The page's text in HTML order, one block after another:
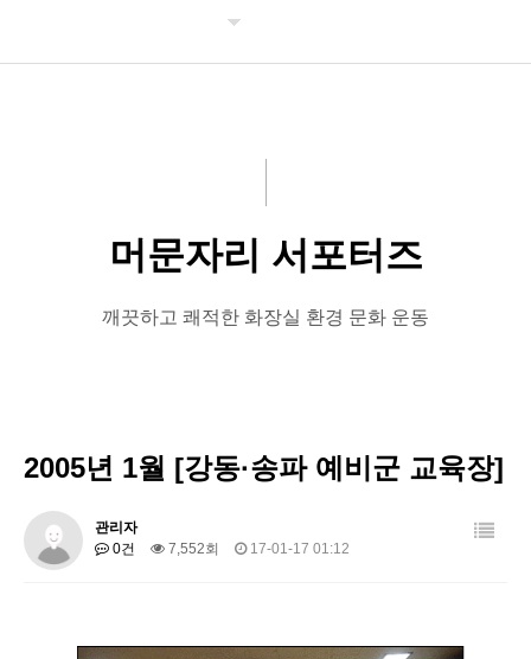
머문자리 서포터즈
깨끗하고 쾌적한 화장실 환경 문화 운동
2005년 1월 [강동·송파 예비군 교육장]
관리자
0건
7,552회 17-01-17 01:12